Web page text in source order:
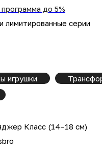
программа до 5%
лимитированные серии
игрушки
Класс (14–18 см)